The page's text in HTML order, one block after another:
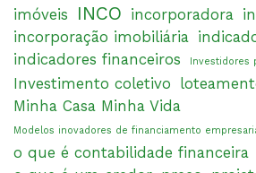
imóveis
INCO incorporadora
incorporação imobiliária
indicadores financeiros
Investidores
Investimento coletivo
Minha Casa Minha Vida
Modelos inovadores de financiamento
o que é contabilidade financeira